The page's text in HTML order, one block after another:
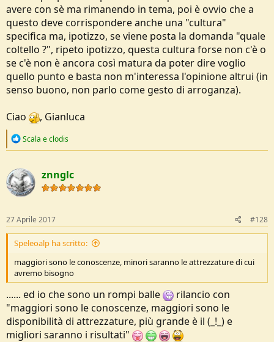
avere con sè ma rimanendo in tema, poi è ovvio che a
questo deve corrispondere anche una "cultura"
specifica ma, ipotizzo, se viene posta la domanda "quale
coltello ?", ripeto ipotizzo, questa cultura forse non c'è o
se c'è non è ancora così matura da poter dire voglio
quello punto e basta non m'interessa l'opinione altrui (in
senso buono, non parlo come gesto di arroganza).
Ciao
, Gianluca
R
c
t
i
o
s
:
Scala eclodis
znnglc
27 Aprile 2017 #128
Speleoalp ha scritto:
maggiori sono le conoscenze, minori saranno le attrezzature di cui
avremo bisogno
...... ed io che sono un rompi balle
rilancio con
"maggiori sono le conoscenze, maggiori sono le
disponibilità di attrezzature, più grande è il (_!_) e
migliori saranno i risultati"